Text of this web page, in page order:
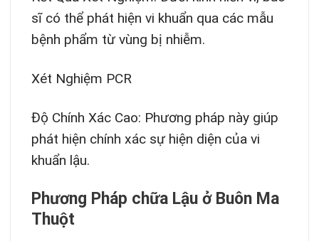
sĩ có thể phát hiện vi khuẩn qua các mẫu
bệnh phẩm từ vùng bị nhiễm.
Xét Nghiệm PCR
Độ Chính Xác Cao: Phương pháp này giúp
phát hiện chính xác sự hiện diện của vi
khuẩn lậu.
Phương Pháp chữa Lậu ở Buôn Ma
Thuột